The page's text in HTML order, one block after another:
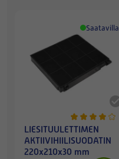
Saatavilla
LIESITUULETTIMEN
AKTIIVIHIILISUODATIN
220x210x30 mm